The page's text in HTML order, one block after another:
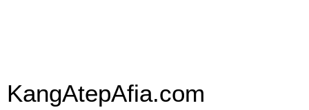
KangAtepAfia.com